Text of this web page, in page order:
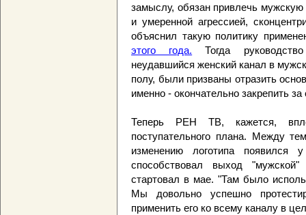
замыслу, обязан привлечь
и умеренной агрессией,
объяснил такую политику
этого года. Тогда
неудавшийся женский канал в
полу, были призваны отразить
именно - окончательно закрепить
Теперь РЕН ТВ, кажется,
поступательного плана. Между
изменению логотипа появился
способствовал выход
стартовал в мае. "Там было
Мы довольно успешно
применить его ко всему каналу в